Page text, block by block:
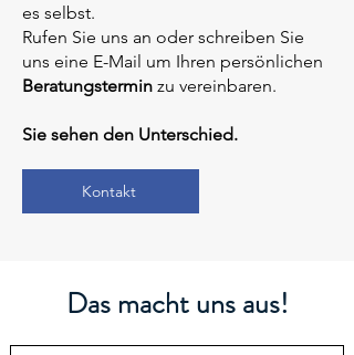
es selbst.
Rufen Sie uns an oder schreiben Sie
uns eine E-Mail um Ihren persönlichen
Beratungstermin zu vereinbaren.
Sie sehen den Unterschied.
Kontakt
Das macht uns aus!